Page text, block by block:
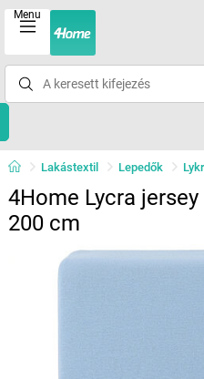
Menu
Lakástextil Lepedők
4Home Lycra
200 cm